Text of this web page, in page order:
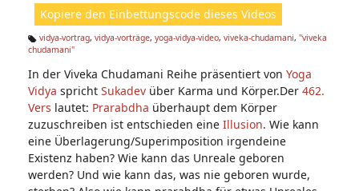
n:
Kopiere den Einbettungscode dieses Videos
Ta
s:
vidya-vortrag, vidya-vorträge, yoga-vidya-video, viveka-chudamani, "viveka
chudamani"
In der Viveka Chudamani Reihe präsentiert von Yoga
Vidya spricht Sukadev über Karma und Körper.Der 462.
Vers lautet: Prarabdha überhaupt dem Körper
zuzuschreiben ist entschieden eine Illusion. Wie kann
eine Überlagerung/Superimposition irgendeine
Existenz haben? Wie kann das Unreale geboren
werden? Und wie kann das, was nie geboren wurde,